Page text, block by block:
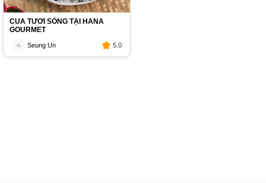
CUA TƯƠI SỐNG TẠI HANA
GOURMET
Seung Un 5.0